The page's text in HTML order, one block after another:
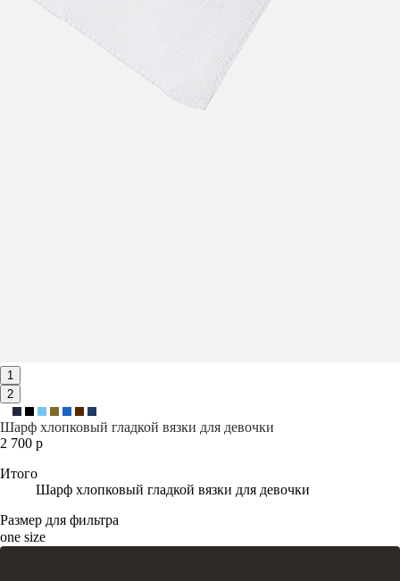
1
2
Шарф хлопковый гладкой вязки для девочки
2 700 р
Итого
Шарф хлопковый гладкой вязки для девочки
Размер для фильтра
one size